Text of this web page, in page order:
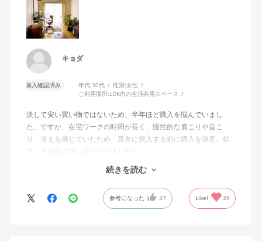
キョダ
購入確認済み 年代:30代 性別:女性
ご利用場所:LDK内の生活共用スペース
決して安い買い物ではないため、半年ほど購入を悩んでいまし
た。ですが、在宅ワークの時間が長く、慢性的な肩こりや首こ
り、冷えを感じていたため、真冬に突入する前に購入を決意。結
果、大満足の買い物となりました！
わたしはモニター2台を使って作業をしていますが、前のめりの姿
勢で作業に集中をしたいときも、少し引いて2台のモニター全体を
俯瞰したいときも、自分の動きに座面が前後してついてきてくれ
続きを読む
参考になった 37 Like! 35